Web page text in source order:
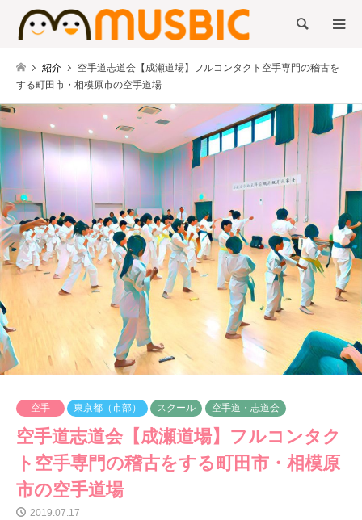
検索
紹介
空手道志道会【成瀬道場】フルコンタクト空手専門の稽古を
する町田市・相模原市の空手道場
空手 東京都（市部） スクール 空手道・志道会
空手道志道会【成瀬道場】フルコンタク
ト空手専門の稽古をする町田市・相模原
市の空手道場
2019.07.17